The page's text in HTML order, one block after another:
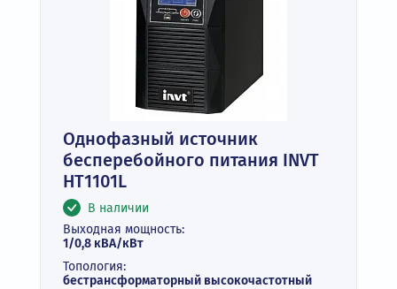
Однофазный источник
бесперебойного питания INVT
HT1101L
В наличии
Выходная мощность:
1/0,8 кВА/кВт
Топология:
бестрансформаторный высокочастотный